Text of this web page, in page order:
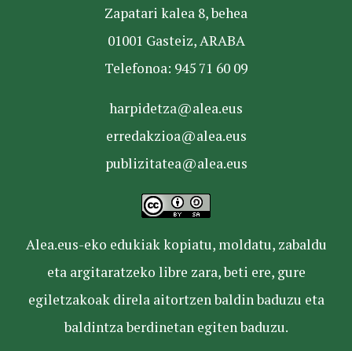
Zapatari kalea 8, behea
01001 Gasteiz, ARABA
Telefonoa: 945 71 60 09
harpidetza@alea.eus
erredakzioa@alea.eus
publizitatea@alea.eus
Alea.eus-eko edukiak kopiatu, moldatu, zabaldu
eta argitaratzeko libre zara, beti ere, gure
egiletzakoak direla aitortzen baldin baduzu eta
baldintza berdinetan egiten baduzu.